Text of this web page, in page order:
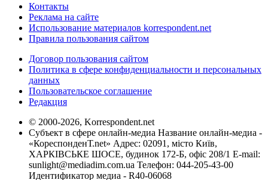
Контакты
Реклама на сайте
Использование материалов korrespondent.net
Правила пользования сайтом
Договор пользования сайтом
Политика в сфере конфиденциальности и персональных
данных
Пользовательское соглашение
Редакция
© 2000-2026, Korrespondent.net
Субъект в сфере онлайн-медиа Название онлайн-медиа -
«КореспонденТ.net» Адрес: 02091, місто Київ,
ХАРКІВСЬКЕ ШОСЕ, будинок 172-Б, офіс 208/1 E-mail:
sunlight@mediadim.com.ua Телефон: 044-205-43-00
Идентификатор медиа - R40-06068